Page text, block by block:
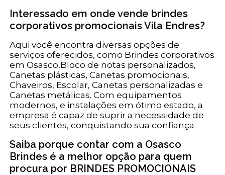
Interessado em onde vende brindes
corporativos promocionais Vila Endres?
Aqui você encontra diversas opções de
serviços oferecidos, como Brindes corporativos
em Osasco,Bloco de notas personalizados,
Canetas plásticas, Canetas promocionais,
Chaveiros, Escolar, Canetas personalizadas e
Canetas metálicas. Com equipamentos
modernos, e instalações em ótimo estado, a
empresa é capaz de suprir a necessidade de
seus clientes, conquistando sua confiança.
Saiba porque contar com a Osasco
Brindes é a melhor opção para quem
procura por BRINDES PROMOCIONAIS